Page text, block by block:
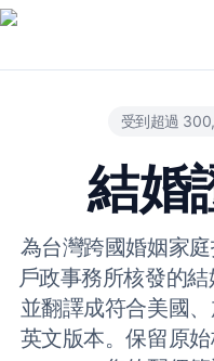
受到超過
結婚
為台灣跨國婚姻家
戶政事務所核發的
並翻譯成符合美國
英文版本。保留原